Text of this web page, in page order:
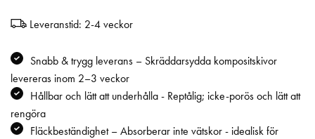
Leveranstid: 2-4 veckor
Snabb & trygg leverans – Skräddarsydda kompositskivor
levereras inom 2–3 veckor
Hållbar och lätt att underhålla - Reptålig; icke-porös och lätt att
rengöra
Fläckbeständighet – Absorberar inte vätskor - idealisk för